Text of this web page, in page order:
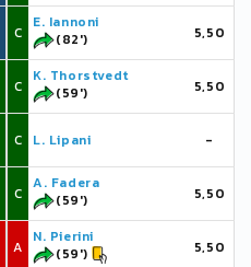
C
E. Iannoni
(82')
5,50
C
K. Thorstvedt
(59')
5,50
C L. Lipani -
C
A. Fadera
(59')
5,50
A
N. Pierini
(59')
5,50